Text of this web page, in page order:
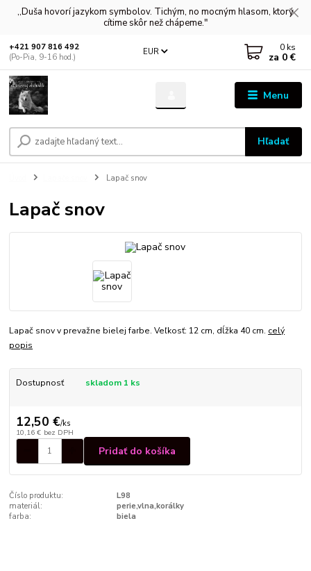
,,Duša hovorí jazykom symbolov. Tichým, no mocným hlasom, ktorý
cítime skôr než chápeme."
Menu
EUR
Hľadať
+421 907 816 492
(Po-Pia, 9-16 hod.)
0 ks
za 0 €
Lapač snov
Lapač snov
Lapač snov v prevažne bielej farbe. Veľkosť: 12 cm, dĺžka 40 cm. celý
popis
Dostupnosť skladom 1 ks
12,50 €/ks
10,16 € bez DPH
Pridať do košíka
Číslo produktu:
L98
materiál:
perie,vlna,korálky
farba:
biela